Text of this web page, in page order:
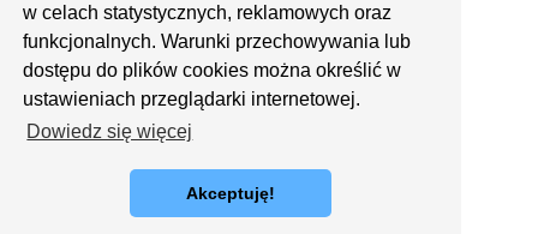
w celach statystycznych, reklamowych oraz
funkcjonalnych. Warunki przechowywania lub
dostępu do plików cookies można określić w
ustawieniach przeglądarki internetowej.
Dowiedz się więcej
Akceptuję!